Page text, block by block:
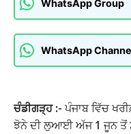
WhatsApp Group
WhatsApp
ਚੰਡੀਗੜ੍ਹ :-ਪੰਜਾਬ ਵਿੱਚ
ਝੋਨੇ ਦੀ ਲੁਆਈ ਅੱਜ 1 ਜੂਨ ਤੋਂ